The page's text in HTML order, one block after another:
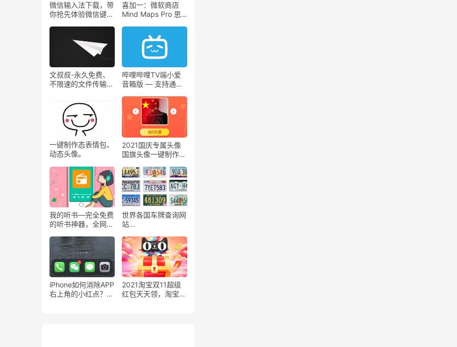
微信输入法下载，带
你抢先体验微信键盘
喜加一：微软商店
Mind Maps Pro 思
144，现在免费领！
文叔叔-永久免费、
不限速的文件传输工
哔哩哔哩TV端小爱
音箱版 — 支持通用
一键制作态表情包、
动态头像。
2021国庆专属头像
国旗头像一键制作工
我的听书—完全免费
的听书神器，全网资
世界各国车牌查询网
站
iPhone如何消除APP
右上角的小红点？附
2021淘宝双11超级
红包天天领，淘宝双